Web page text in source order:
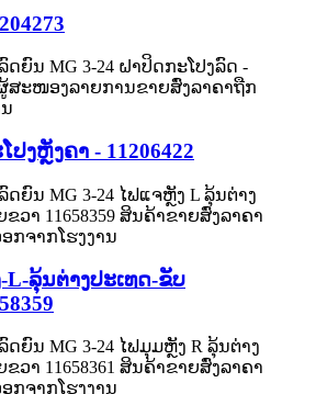
ປງຫຼັງຄາ - 11206422
L-ລຸ້ນຕ່າງປະເທດ-ຂັບ